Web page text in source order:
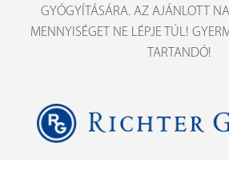
GYÓGYÍTÁSÁRA. AZ AJÁNLOTT
MENNYISÉGET NE LÉPJE TÚL!
TARTANDÓ!